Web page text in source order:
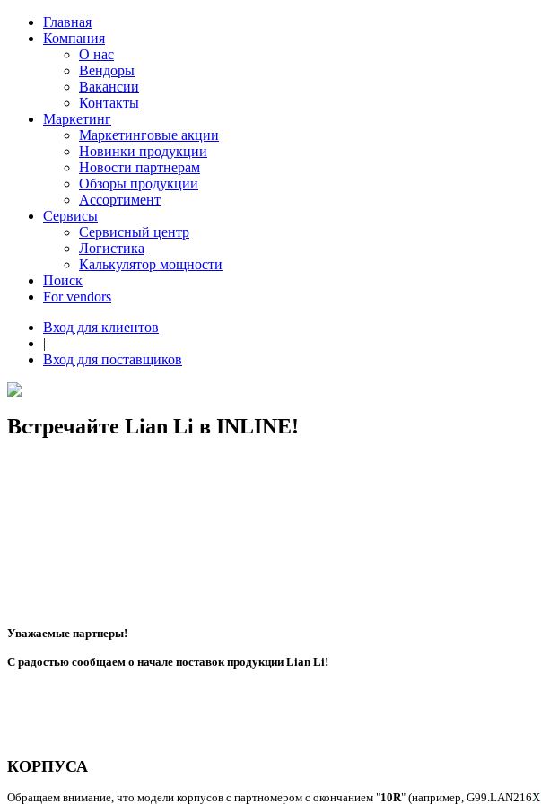
Главная
Компания
О нас
Вендоры
Вакансии
Контакты
Маркетинг
Маркетинговые акции
Новинки продукции
Новости партнерам
Обзоры продукции
Ассортимент
Сервисы
Сервисный центр
Логистика
Калькулятор мощности
Поиск
For vendors
Вход для клиентов
|
Вход для поставщиков
Встречайте Lian Li в INLINE!
Уважаемые партнеры!
С радостью сообщаем о начале поставок продукции Lian Li!
КОРПУСА
Обращаем внимание, что модели корпусов с партномером с окончанием "10R" (например, G99.LAN216X.